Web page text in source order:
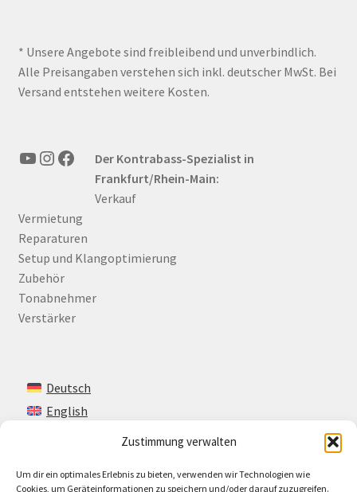
Zustimmung verwalten
Um dir ein optimales Erlebnis zu bieten, verwenden wir Technologien wie
Cookies, um Geräteinformationen zu speichern und/oder darauf zuzugreifen.
* Unsere Angebote sind freibleibend und unverbindlich.
Alle Preisangaben verstehen sich inkl. deutscher MwSt. Bei
Versand entstehen weitere Kosten.
YouTube
Instagram
FacebookDer Kontrabass-Spezialist in
Frankfurt/Rhein-Main:
Verkauf
Vermietung
Reparaturen
Setup und Klangoptimierung
Zubehör
Tonabnehmer
Verstärker
Deutsch
English
Kontakt